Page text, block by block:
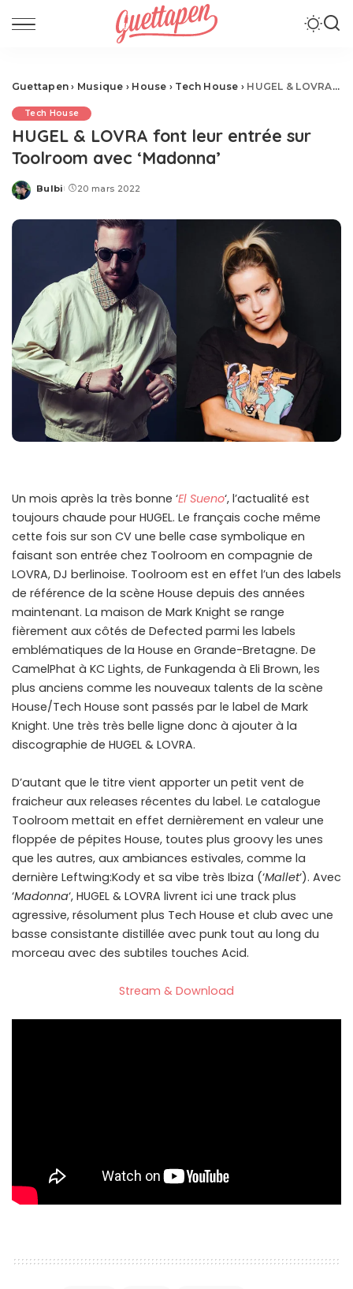
Guettapen › Musique › House › Tech House › HUGEL & LOVRA font leur entrée sur Toolroom avec ‘Madonna’
Tech House
HUGEL & LOVRA font leur entrée sur
Toolroom avec ‘Madonna’
Posted
Bulbi 20 mars 2022
Un mois après la très bonne ‘El Sueno‘, l’actualité est
toujours chaude pour HUGEL. Le français coche même
cette fois sur son CV une belle case symbolique en
faisant son entrée chez Toolroom en compagnie de
LOVRA, DJ berlinoise. Toolroom est en effet l’un des labels
de référence de la scène House depuis des années
maintenant. La maison de Mark Knight se range
fièrement aux côtés de Defected parmi les labels
emblématiques de la House en Grande-Bretagne. De
CamelPhat à KC Lights, de Funkagenda à Eli Brown, les
plus anciens comme les nouveaux talents de la scène
House/Tech House sont passés par le label de Mark
Knight. Une très très belle ligne donc à ajouter à la
discographie de HUGEL & LOVRA.
D’autant que le titre vient apporter un petit vent de
fraicheur aux releases récentes du label. Le catalogue
Toolroom mettait en effet dernièrement en valeur une
floppée de pépites House, toutes plus groovy les unes
que les autres, aux ambiances estivales, comme la
dernière Leftwing:Kody et sa vibe très Ibiza (‘Mallet‘). Avec
‘Madonna‘, HUGEL & LOVRA livrent ici une track plus
agressive, résolument plus Tech House et club avec une
basse consistante distillée avec punk tout au long du
morceau avec des subtiles touches Acid.
Stream & Download